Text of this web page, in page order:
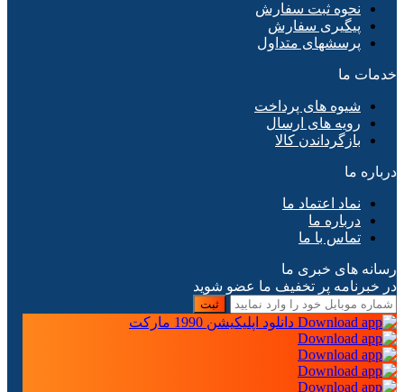
نحوه ثبت سفارش
پیگیری سفارش
پرسشهای متداول
خدمات ما
شیوه های پرداخت
رویه های ارسال
بازگرداندن کالا
درباره ما
نماد اعتماد ما
درباره ما
تماس با ما
رسانه های خبری ما
در خبرنامه پر تخفیف ما عضو شوید
ثبت
دانلود اپلیکیشن 1990 مارکت